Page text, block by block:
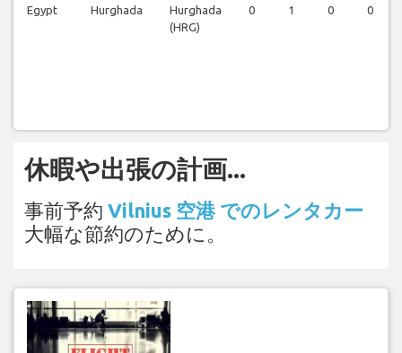
Egypt Hurghada
Hurghada
(HRG)
0 1 0 0
休暇や出張の計画...
事前予約 Vilnius 空港 でのレンタカー
大幅な節約のために。